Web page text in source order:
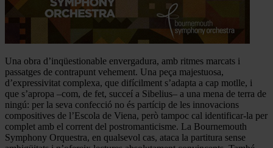
Una obra d’inqüestionable envergadura, amb ritmes marcats i
passatges de contrapunt vehement. Una peça majestuosa,
d’expressivitat complexa, que difícilment s’adapta a cap motlle, i
que s’apropa –com, de fet, succeí a Sibelius– a una mena de terra de
ningú: per la seva confecció no és partícip de les innovacions
compositives de l’Escola de Viena, però tampoc cal identificar-la per
complet amb el corrent del postromanticisme. La Bournemouth
Symphony Orquestra, en qualsevol cas, ataca la partitura sense